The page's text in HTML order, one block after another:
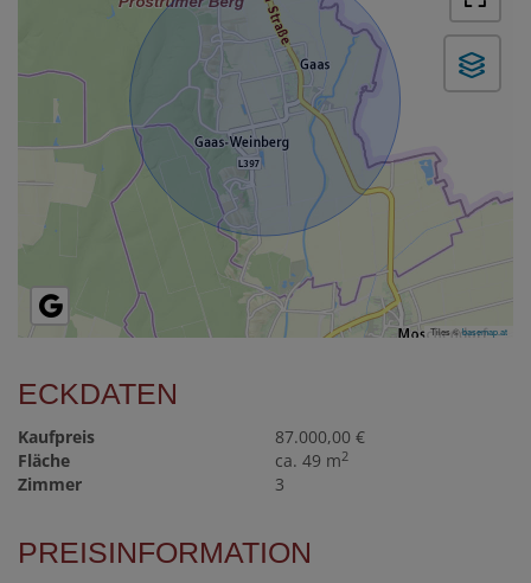
Tiles ©basemap.at
ECKDATEN
Kaufpreis
87.000,00 €
Fläche
ca. 49 m2
Zimmer 3
PREISINFORMATION